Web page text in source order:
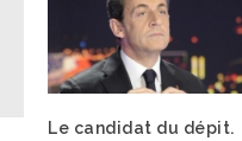
Le candidat du dépit.